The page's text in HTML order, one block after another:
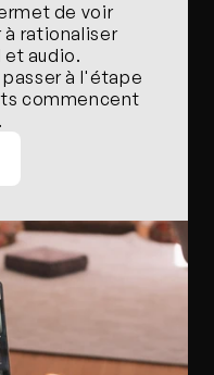
de voir
rationaliser
et audio.
à l'étape
commencent